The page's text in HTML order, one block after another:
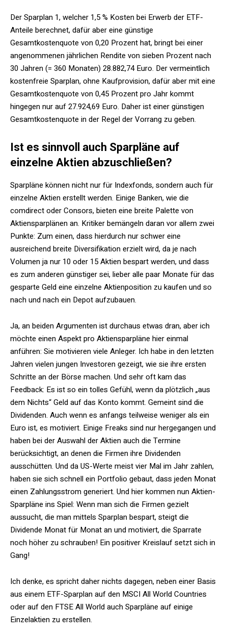
Der Sparplan 1, welcher 1,5 % Kosten bei Erwerb der ETF-
Anteile berechnet, dafür aber eine günstige
Gesamtkostenquote von 0,20 Prozent hat, bringt bei einer
angenommenen jährlichen Rendite von sieben Prozent nach
30 Jahren (= 360 Monaten) 28.882,74 Euro. Der vermeintlich
kostenfreie Sparplan, ohne Kaufprovision, dafür aber mit eine
Gesamtkostenquote von 0,45 Prozent pro Jahr kommt
hingegen nur auf 27.924,69 Euro. Daher ist einer günstigen
Gesamtkostenquote in der Regel der Vorrang zu geben.
Ist es sinnvoll auch Sparpläne auf
einzelne Aktien abzuschließen?
Sparpläne können nicht nur für Indexfonds, sondern auch für
einzelne Aktien erstellt werden. Einige Banken, wie die
comdirect oder Consors, bieten eine breite Palette von
Aktiensparplänen an. Kritiker bemängeln daran vor allem zwei
Punkte: Zum einen, dass hierdurch nur schwer eine
ausreichend breite Diversifikation erzielt wird, da je nach
Volumen ja nur 10 oder 15 Aktien bespart werden, und dass
es zum anderen günstiger sei, lieber alle paar Monate für das
gesparte Geld eine einzelne Aktienposition zu kaufen und so
nach und nach ein Depot aufzubauen.
Ja, an beiden Argumenten ist durchaus etwas dran, aber ich
möchte einen Aspekt pro Aktiensparpläne hier einmal
anführen: Sie motivieren viele Anleger. Ich habe in den letzten
Jahren vielen jungen Investoren gezeigt, wie sie ihre ersten
Schritte an der Börse machen. Und sehr oft kam das
Feedback: Es ist so ein tolles Gefühl, wenn da plötzlich „aus
dem Nichts“ Geld auf das Konto kommt. Gemeint sind die
Dividenden. Auch wenn es anfangs teilweise weniger als ein
Euro ist, es motiviert. Einige Freaks sind nur hergegangen und
haben bei der Auswahl der Aktien auch die Termine
berücksichtigt, an denen die Firmen ihre Dividenden
ausschütten. Und da US-Werte meist vier Mal im Jahr zahlen,
haben sie sich schnell ein Portfolio gebaut, dass jeden Monat
einen Zahlungsstrom generiert. Und hier kommen nun Aktien-
Sparpläne ins Spiel: Wenn man sich die Firmen gezielt
aussucht, die man mittels Sparplan bespart, steigt die
Dividende Monat für Monat an und motiviert, die Sparrate
noch höher zu schrauben! Ein positiver Kreislauf setzt sich in
Gang!
Ich denke, es spricht daher nichts dagegen, neben einer Basis
aus einem ETF-Sparplan auf den MSCI All World Countries
oder auf den FTSE All World auch Sparpläne auf einige
Einzelaktien zu erstellen.